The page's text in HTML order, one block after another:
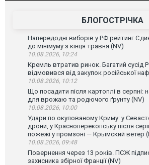
БЛОГОСТРІЧКА
Напередодні виборів у РФ рейтинг
до мінімуму з кінця травня (NV)
10.08.2026, 10:24
Кремль втратив ринок. Багатий сусід
відмовився від закупок російської
10.08.2026, 10:12
Що посадити після картоплі в серпні:
для врожаю та родючого ґрунту (NV)
10.08.2026, 10:00
Удари по окупованому Криму: у
дрони, у Красноперекопську після
пожежі у промзоні — Крымский ветер
10.08.2026, 09:48
Повернення через 13 років. ПСЖ
захисника збірної Франції (NV)